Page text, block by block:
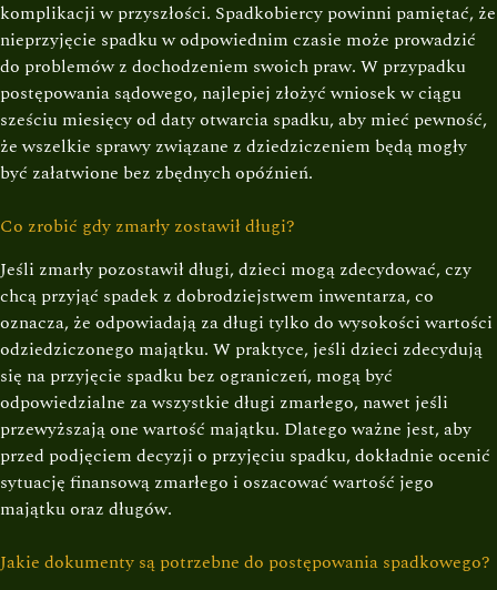
komplikacji w przyszłości. Spadkobiercy powinni pamiętać, że
nieprzyjęcie spadku w odpowiednim czasie może prowadzić
do problemów z dochodzeniem swoich praw. W przypadku
postępowania sądowego, najlepiej złożyć wniosek w ciągu
sześciu miesięcy od daty otwarcia spadku, aby mieć pewność,
że wszelkie sprawy związane z dziedziczeniem będą mogły
być załatwione bez zbędnych opóźnień.
Co zrobić gdy zmarły zostawił długi?
Jeśli zmarły pozostawił długi, dzieci mogą zdecydować, czy
chcą przyjąć spadek z dobrodziejstwem inwentarza, co
oznacza, że odpowiadają za długi tylko do wysokości wartości
odziedziczonego majątku. W praktyce, jeśli dzieci zdecydują
się na przyjęcie spadku bez ograniczeń, mogą być
odpowiedzialne za wszystkie długi zmarłego, nawet jeśli
przewyższają one wartość majątku. Dlatego ważne jest, aby
przed podjęciem decyzji o przyjęciu spadku, dokładnie ocenić
sytuację finansową zmarłego i oszacować wartość jego
majątku oraz długów.
Jakie dokumenty są potrzebne do postępowania spadkowego?